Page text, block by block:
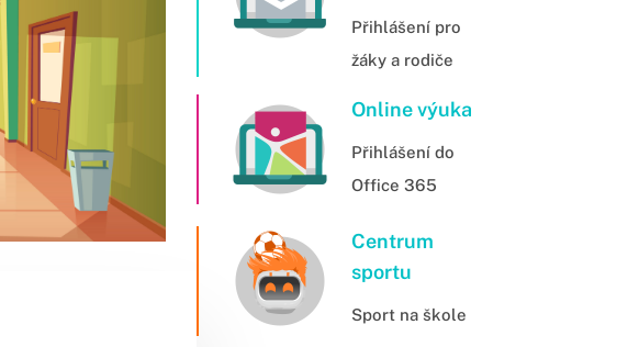
Přihlášení pro
žáky a rodiče
Online výuka
Přihlášení do
Office 365
Centrum
sportu
Sport na škole